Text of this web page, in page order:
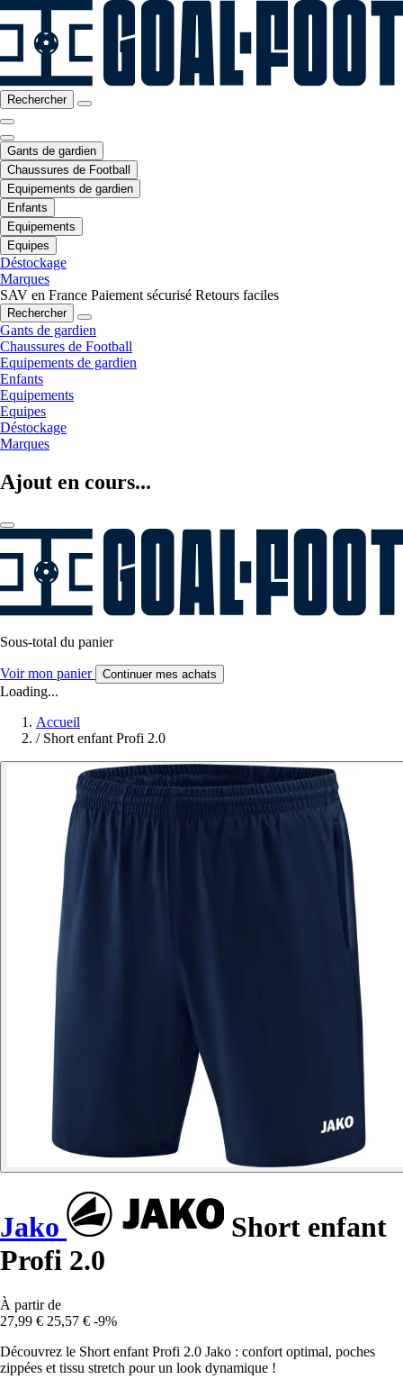
Rechercher
Gants de gardien
Chaussures de Football
Equipements de gardien
Enfants
Equipements
Equipes
Déstockage
Marques
SAV en France Paiement sécurisé Retours faciles
Rechercher
Gants de gardien
Chaussures de Football
Equipements de gardien
Enfants
Equipements
Equipes
Déstockage
Marques
Ajout en cours...
Sous-total du panier
Voir mon panier Continuer mes achats
Loading...
Accueil
/ Short enfant Profi 2.0
Jako
Short enfant
Profi 2.0
À partir de
27,99 € 25,57 € -9%
Découvrez le Short enfant Profi 2.0 Jako : confort optimal, poches
zippées et tissu stretch pour un look dynamique !